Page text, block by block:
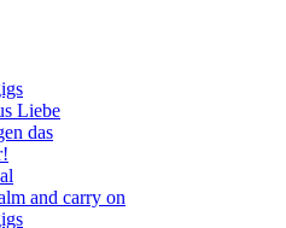
Liebe
das
and carry on